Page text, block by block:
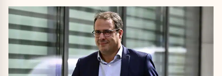
travail